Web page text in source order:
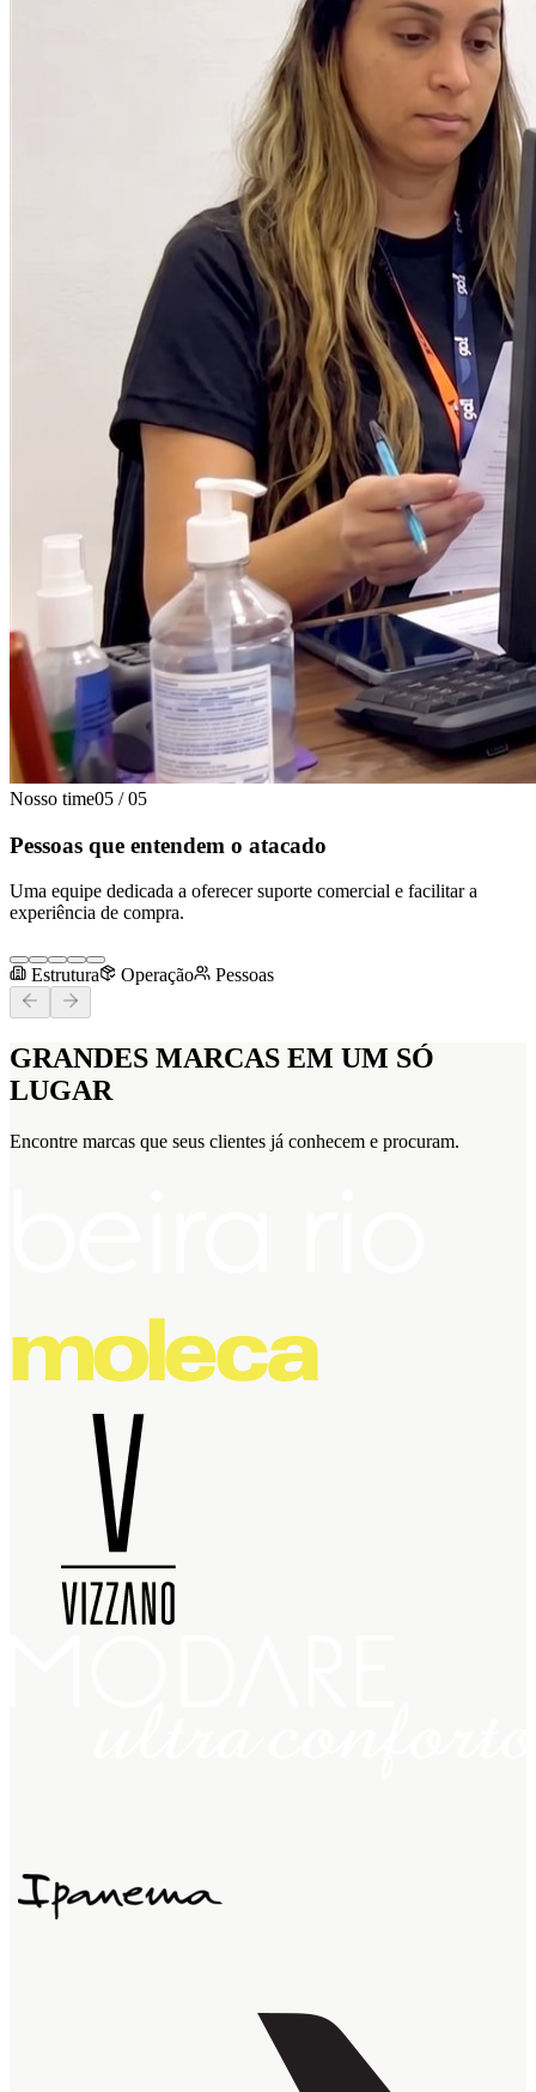
Nosso time05 / 05
Pessoas que entendem o atacado
Uma equipe dedicada a oferecer suporte comercial e facilitar a
experiência de compra.
Estrutura Operação Pessoas
GRANDES MARCAS EM UM SÓ
LUGAR
Encontre marcas que seus clientes já conhecem e procuram.